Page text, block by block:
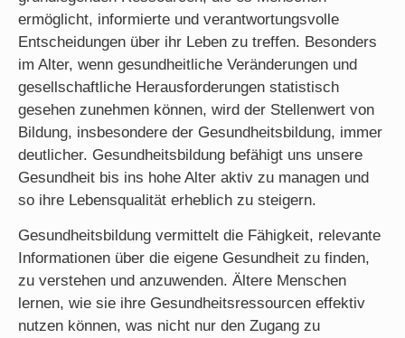
ermöglicht, informierte und verantwortungsvolle
Entscheidungen über ihr Leben zu treffen. Besonders
im Alter, wenn gesundheitliche Veränderungen und
gesellschaftliche Herausforderungen statistisch
gesehen zunehmen können, wird der Stellenwert von
Bildung, insbesondere der Gesundheitsbildung, immer
deutlicher. Gesundheitsbildung befähigt uns unsere
Gesundheit bis ins hohe Alter aktiv zu managen und
so ihre Lebensqualität erheblich zu steigern.
Gesundheitsbildung vermittelt die Fähigkeit, relevante
Informationen über die eigene Gesundheit zu finden,
zu verstehen und anzuwenden. Ältere Menschen
lernen, wie sie ihre Gesundheitsressourcen effektiv
nutzen können, was nicht nur den Zugang zu